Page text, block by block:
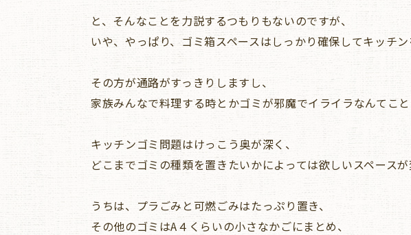
と、そんなことを力説するつもりもないのですが、
いや、やっぱり、ゴミ箱スペースはしっかり確保してキッチン
その方が通路がすっきりしますし、
家族みんなで料理する時とかゴミが邪魔でイライラなんてこと
キッチンゴミ問題はけっこう奥が深く、
どこまでゴミの種類を置きたいかによっては欲しいスペースが
うちは、プラごみと可燃ごみはたっぷり置き、
その他のゴミはA４くらいの小さなかごにまとめ、